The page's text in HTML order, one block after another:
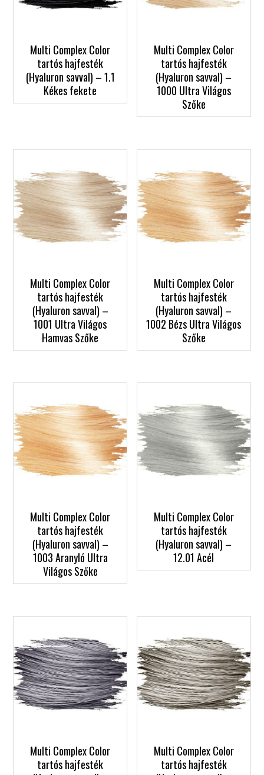
Multi Complex Color
tartós hajfesték
(Hyaluron savval) – 1.1
Kékes fekete
Multi Complex Color
tartós hajfesték
(Hyaluron savval) –
1000 Ultra Világos
Szőke
Multi Complex Color
tartós hajfesték
(Hyaluron savval) –
1001 Ultra Világos
Hamvas Szőke
Multi Complex Color
tartós hajfesték
(Hyaluron savval) –
1002 Bézs Ultra Világos
Szőke
Multi Complex Color
tartós hajfesték
(Hyaluron savval) –
1003 Aranyló Ultra
Világos Szőke
Multi Complex Color
tartós hajfesték
(Hyaluron savval) –
12.01 Acél
Multi Complex Color
tartós hajfesték
Multi Complex Color
tartós hajfesték